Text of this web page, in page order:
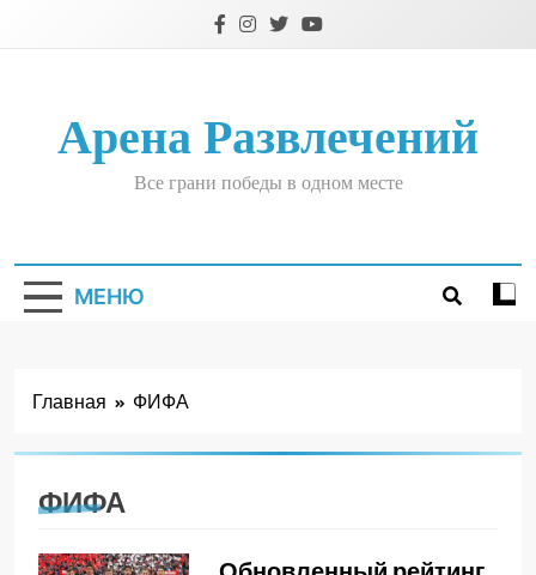
Арена Развлечений
Все грани победы в одном месте
МЕНЮ
Главная ФИФА
ФИФА